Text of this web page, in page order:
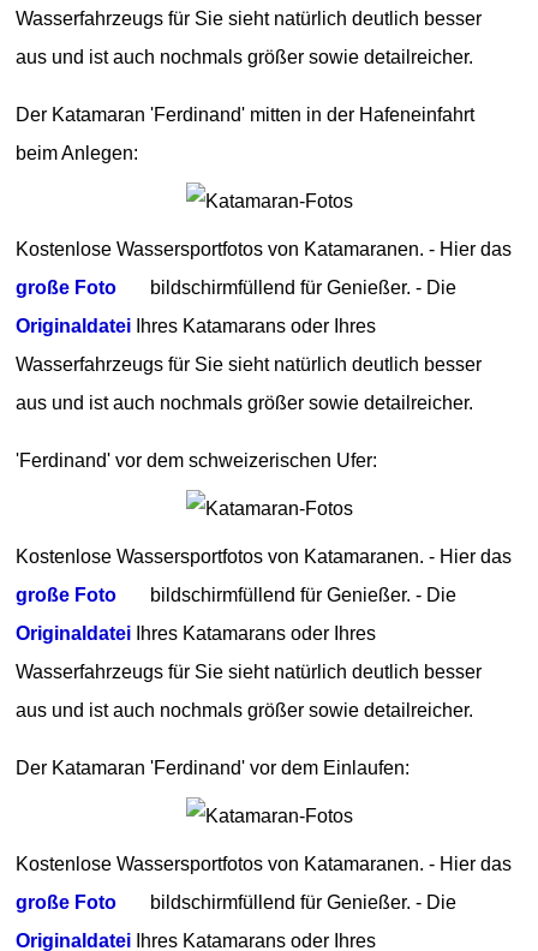
Wasserfahrzeugs für Sie sieht natürlich deutlich besser
aus und ist auch nochmals größer sowie detailreicher.
Der Katamaran 'Ferdinand' mitten in der Hafeneinfahrt
beim Anlegen:
Kostenlose Wassersportfotos von Katamaranen. - Hier das
große Foto
bildschirmfüllend für Genießer. - Die
Originaldatei Ihres Katamarans oder Ihres
Wasserfahrzeugs für Sie sieht natürlich deutlich besser
aus und ist auch nochmals größer sowie detailreicher.
'Ferdinand' vor dem schweizerischen Ufer:
Kostenlose Wassersportfotos von Katamaranen. - Hier das
große Foto
bildschirmfüllend für Genießer. - Die
Originaldatei Ihres Katamarans oder Ihres
Wasserfahrzeugs für Sie sieht natürlich deutlich besser
aus und ist auch nochmals größer sowie detailreicher.
Der Katamaran 'Ferdinand' vor dem Einlaufen:
Kostenlose Wassersportfotos von Katamaranen. - Hier das
große Foto
bildschirmfüllend für Genießer. - Die
Originaldatei Ihres Katamarans oder Ihres